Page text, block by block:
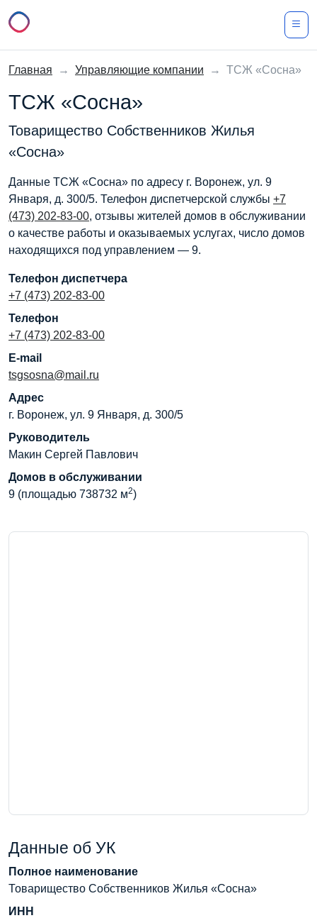
Главная → Управляющие компании → ТСЖ «Сосна»
ТСЖ «Сосна»
Товарищество Собственников Жилья
«Сосна»
Данные ТСЖ «Сосна» по адресу г. Воронеж, ул. 9
Января, д. 300/5. Телефон диспетчерской службы +7
(473) 202-83-00, отзывы жителей домов в обслуживании
о качестве работы и оказываемых услугах, число домов
находящихся под управлением — 9.
Телефон диспетчера
+7 (473) 202-83-00
Телефон
+7 (473) 202-83-00
E-mail
tsgsosna@mail.ru
Адрес
г. Воронеж, ул. 9 Января, д. 300/5
Руководитель
Макин Сергей Павлович
Домов в обслуживании
9 (площадью 738732 м2)
Данные об УК
Полное наименование
Товарищество Собственников Жилья «Сосна»
ИНН